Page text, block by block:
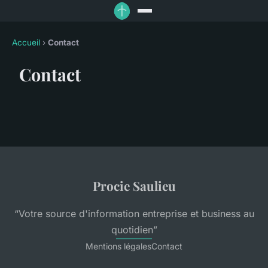
Accueil › Contact
Contact
Procie Saulieu
“Votre source d'information entreprise et business au
quotidien”
Mentions légalesContact